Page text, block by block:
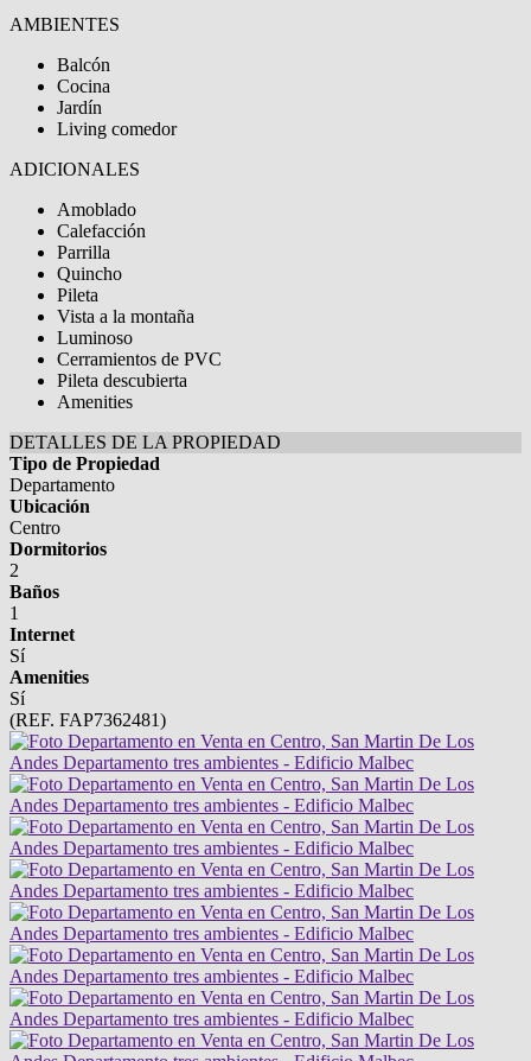
AMBIENTES
Balcón
Cocina
Jardín
Living comedor
ADICIONALES
Amoblado
Calefacción
Parrilla
Quincho
Pileta
Vista a la montaña
Luminoso
Cerramientos de PVC
Pileta descubierta
Amenities
DETALLES DE LA PROPIEDAD
Tipo de Propiedad
Departamento
Ubicación
Centro
Dormitorios
2
Baños
1
Internet
Sí
Amenities
Sí
(REF. FAP7362481)